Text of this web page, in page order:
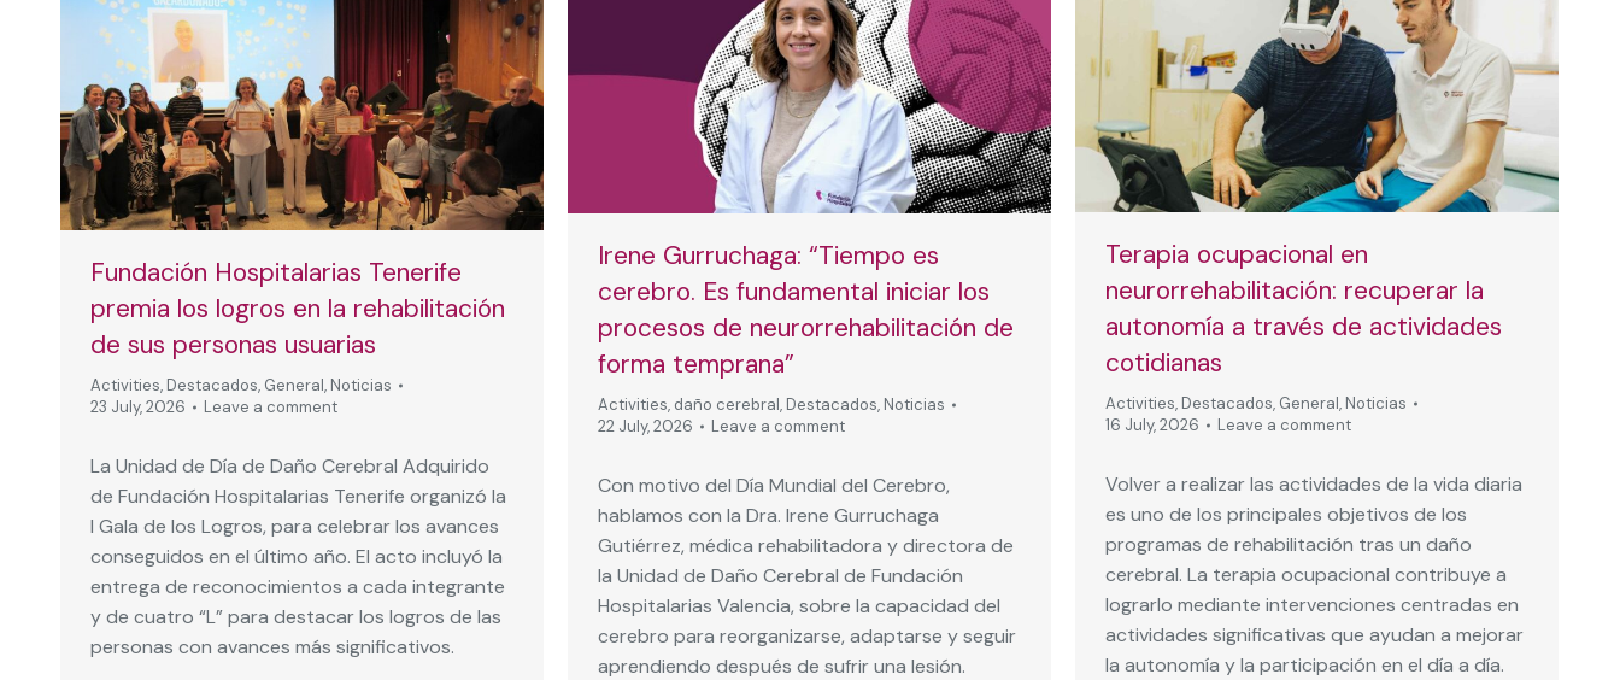
Fundación Hospitalarias Tenerife
premia los logros en la rehabilitación
de sus personas usuarias
Activities, Destacados, General, Noticias
23 July, 2026
Leave a comment
La Unidad de Día de Daño Cerebral Adquirido
de Fundación Hospitalarias Tenerife organizó la
I Gala de los Logros, para celebrar los avances
conseguidos en el último año. El acto incluyó la
entrega de reconocimientos a cada integrante
y de cuatro “L” para destacar los logros de las
personas con avances más significativos.
Irene Gurruchaga: “Tiempo es
cerebro. Es fundamental iniciar los
procesos de neurorrehabilitación de
forma temprana”
Activities, daño cerebral, Destacados, Noticias
22 July, 2026
Leave a comment
Con motivo del Día Mundial del Cerebro,
hablamos con la Dra. Irene Gurruchaga
Gutiérrez, médica rehabilitadora y directora de
la Unidad de Daño Cerebral de Fundación
Hospitalarias Valencia, sobre la capacidad del
cerebro para reorganizarse, adaptarse y seguir
aprendiendo después de sufrir una lesión.
Terapia ocupacional en
neurorrehabilitación: recuperar la
autonomía a través de actividades
cotidianas
Activities, Destacados, General, Noticias
16 July, 2026
Leave a comment
Volver a realizar las actividades de la vida diaria
es uno de los principales objetivos de los
programas de rehabilitación tras un daño
cerebral. La terapia ocupacional contribuye a
lograrlo mediante intervenciones centradas en
actividades significativas que ayudan a mejorar
la autonomía y la participación en el día a día.